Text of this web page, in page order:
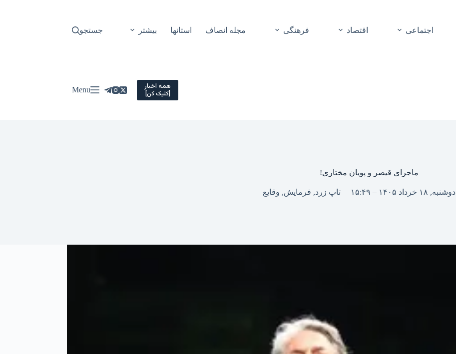
اجتماعی اقتصاد فرهنگی مجله انصاف استانها بیشتر جستجو
همه اخبار
[کلیک کن] Menu
ماجرای قیصر و پویان مختاری!
دوشنبه, ۱۸ خرداد ۱۴۰۵ – ۱۵:۴۹ تاپ زرد, فرمایش, وقایع